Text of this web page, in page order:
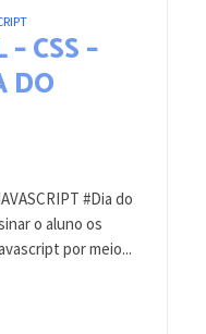
CSS –
DO
#Dia do
o aluno os
por meio...